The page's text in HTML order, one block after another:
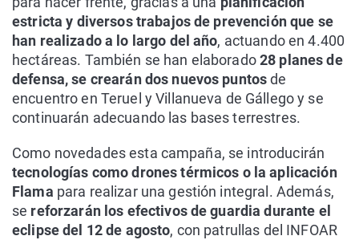
estricta y diversos trabajos de prevención que se
han realizado a lo largo del año, actuando en 4.400
hectáreas. También se han elaborado28 planes de
defensa, se crearán dos nuevos puntosde
encuentro en Teruel y Villanueva de Gállego y se
continuarán adecuando las bases terrestres.
Como novedades esta campaña, se introducirán
tecnologías como drones térmicos o la aplicación
Flama para realizar una gestión integral. Además,
se reforzarán los efectivos de guardia durante el
eclipse del 12 de agosto, con patrullas del INFOAR